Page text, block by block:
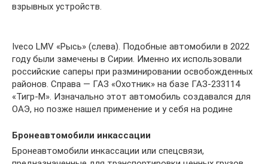
взрывных устройств.
Iveco LMV «Рысь» (слева). Подобные автомобили в 2022
году были замечены в Сирии. Именно их использовали
российские саперы при разминировании освобожденных
районов. Справа — ГАЗ «Охотник» на базе ГАЗ-233114
«Тигр-М». Изначально этот автомобиль создавался для
ОАЭ, но позже нашел применение и у себя на родине
Бронеавтомобили инкассации
Бронеавтомобили инкассации или спецсвязи,